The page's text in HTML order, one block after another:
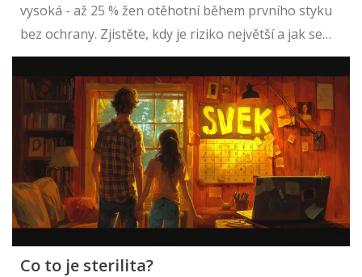
vysoká - až 25 % žen otěhotní během prvního styku
bez ochrany. Zjistěte, kdy je riziko největší a jak se
chránit.
Co to je sterilita?